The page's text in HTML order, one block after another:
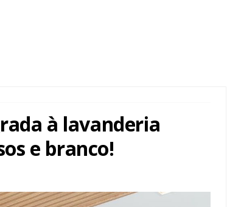
à lavanderia
e branco!